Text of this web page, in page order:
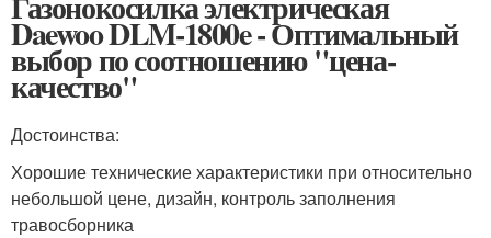
Daewoo DLM-1800e - Оптимальный
выбор по соотношению "цена-
качество"
Достоинства:
Хорошие технические характеристики при относительно
небольшой цене, дизайн, контроль заполнения
травосборника